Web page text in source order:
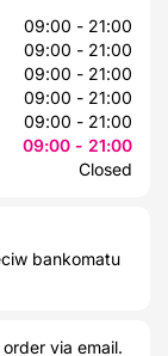
09:00 - 21:00
09:00 - 21:00
09:00 - 21:00
09:00 - 21:00
09:00 - 21:00
09:00 - 21:00
Closed
bankomatu
via email.